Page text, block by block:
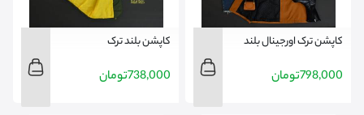
کاپشن ترک اورجینال بلند
798,000تومان
کاپشن بلند ترک
738,000تومان